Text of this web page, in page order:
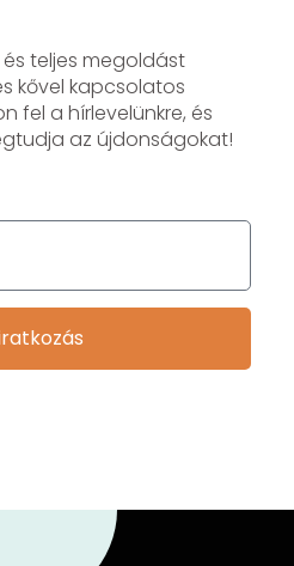
teljes megoldást
kővel kapcsolatos
fel a hírlevelünkre, és
az újdonságokat!